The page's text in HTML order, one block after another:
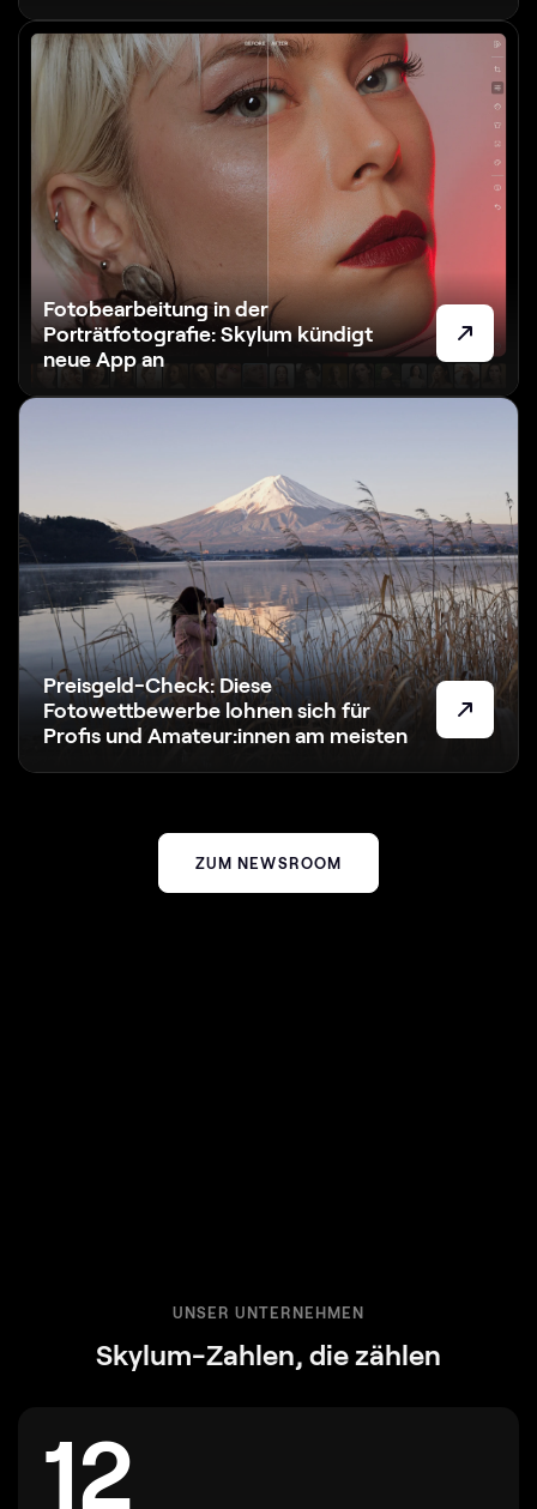
Fotobearbeitung in der
Porträtfotografie: Skylum kündigt
neue App an
Preisgeld-Check: Diese
Fotowettbewerbe lohnen sich für
Profis und Amateur:innen am meisten
ZUM NEWSROOM
UNSER UNTERNEHMEN
Skylum-Zahlen, die zählen
12